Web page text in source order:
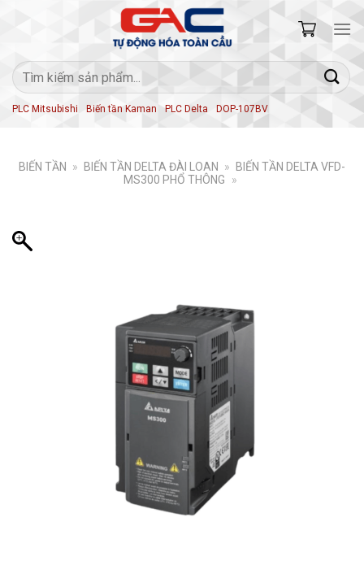
Tìm
kiếm:
PLC Mitsubishi Biến tần Kaman PLC Delta DOP-107BV
BIẾN TẦN » BIẾN TẦN DELTA ĐÀI LOAN »
BIẾN TẦN DELTA VFD-
MS300 PHỔ THÔNG
»